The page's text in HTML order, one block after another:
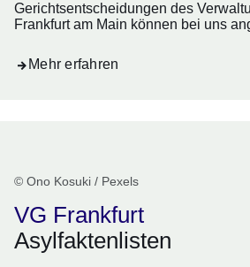
Gerichtsentscheidungen des
Frankfurt am Main können bei uns
Mehr erfahren
© Ono Kosuki / Pexels
VG Frankfurt
Asylfaktenlisten